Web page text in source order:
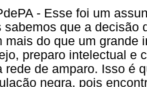
- Esse foi um
sabemos que a decisão
mais do que um grande
preparo intelectual e
rede de amparo. Isso é
negra, pois